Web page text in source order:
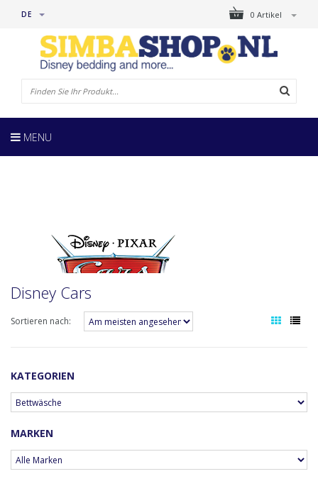
0 Artikel
DE
MENU
Disney Cars
Sortieren nach:
KATEGORIEN
MARKEN